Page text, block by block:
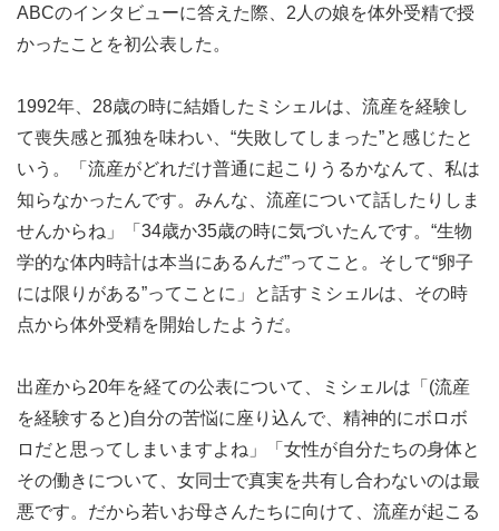
ABCのインタビューに答えた際、2人の娘を体外受精で授
かったことを初公表した。
1992年、28歳の時に結婚したミシェルは、流産を経験し
て喪失感と孤独を味わい、“失敗してしまった”と感じたと
いう。「流産がどれだけ普通に起こりうるかなんて、私は
知らなかったんです。みんな、流産について話したりしま
せんからね」「34歳か35歳の時に気づいたんです。“生物
学的な体内時計は本当にあるんだ”ってこと。そして“卵子
には限りがある”ってことに」と話すミシェルは、その時
点から体外受精を開始したようだ。
出産から20年を経ての公表について、ミシェルは「(流産
を経験すると)自分の苦悩に座り込んで、精神的にボロボ
ロだと思ってしまいますよね」「女性が自分たちの身体と
その働きについて、女同士で真実を共有し合わないのは最
悪です。だから若いお母さんたちに向けて、流産が起こる